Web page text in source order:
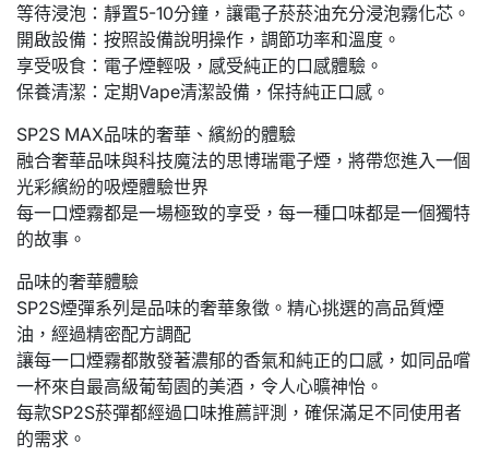
等待浸泡：靜置5-10分鐘，讓電子菸菸油充分浸泡霧化芯。
開啟設備：按照設備說明操作，調節功率和溫度。
享受吸食：電子煙輕吸，感受純正的口感體驗。
保養清潔：定期Vape清潔設備，保持純正口感。
SP2S MAX品味的奢華、繽紛的體驗
融合奢華品味與科技魔法的思博瑞電子煙，將帶您進入一個
光彩繽紛的吸煙體驗世界
每一口煙霧都是一場極致的享受，每一種口味都是一個獨特
的故事。
品味的奢華體驗
SP2S煙彈系列是品味的奢華象徵。精心挑選的高品質煙
油，經過精密配方調配
讓每一口煙霧都散發著濃郁的香氣和純正的口感，如同品嚐
一杯來自最高級葡萄園的美酒，令人心曠神怡。
每款SP2S菸彈都經過口味推薦評測，確保滿足不同使用者
的需求。